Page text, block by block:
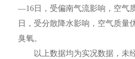
—16日，受偏南气流影响，空气
日，受分散降水影响，空气质量
臭氧。
以上数据均为实况数据，未